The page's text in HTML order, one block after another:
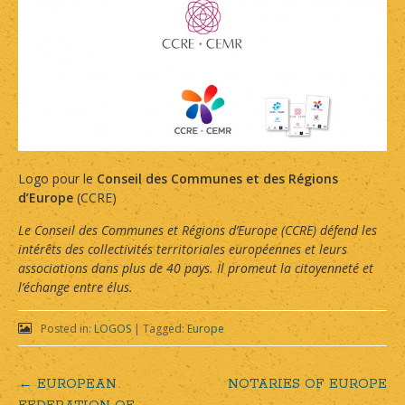
Logo pour le Conseil des Communes et des Régions
d’Europe (CCRE)
Le Conseil des Communes et Régions d’Europe (CCRE) défend les
intérêts des collectivités territoriales européennes et leurs
associations dans plus de 40 pays. Il promeut la citoyenneté et
l’échange entre élus.
Posted in: LOGOS | Tagged:Europe
Post
← EUROPEAN
NOTARIES OF EUROPE